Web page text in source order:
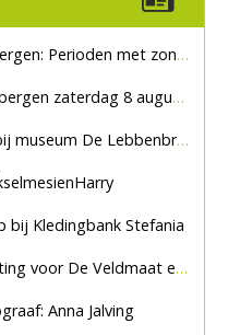
Perioden met zon en droog
8 augustus, marktplein Haaksbergen
De Lebbenbrugge
bij Kledingbank Stefania
De Veldmaat en De Pas
Anna Jalving